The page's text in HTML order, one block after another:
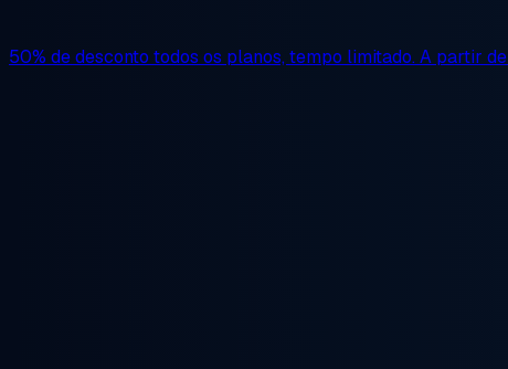
50% de desconto todos os planos, tempo limitado. A partir de